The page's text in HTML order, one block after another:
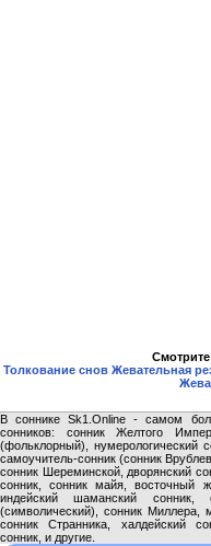
Толкование снов Жевательная
В соннике Sk1.Online - самом
сонников: сонник Желтого
(фольклорный), нумерологический
самоучитель-сонник (сонник
сонник Шереминской, дворянский
сонник, сонник майя, восточный
индейский шаманский
(символический), сонник Миллера,
сонник Странника, халдейский
сонник, и другие.